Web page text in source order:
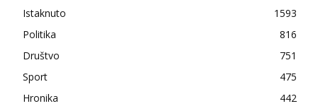
Istaknuto
1593
Politika
816
Društvo
751
Sport
475
Hronika
442